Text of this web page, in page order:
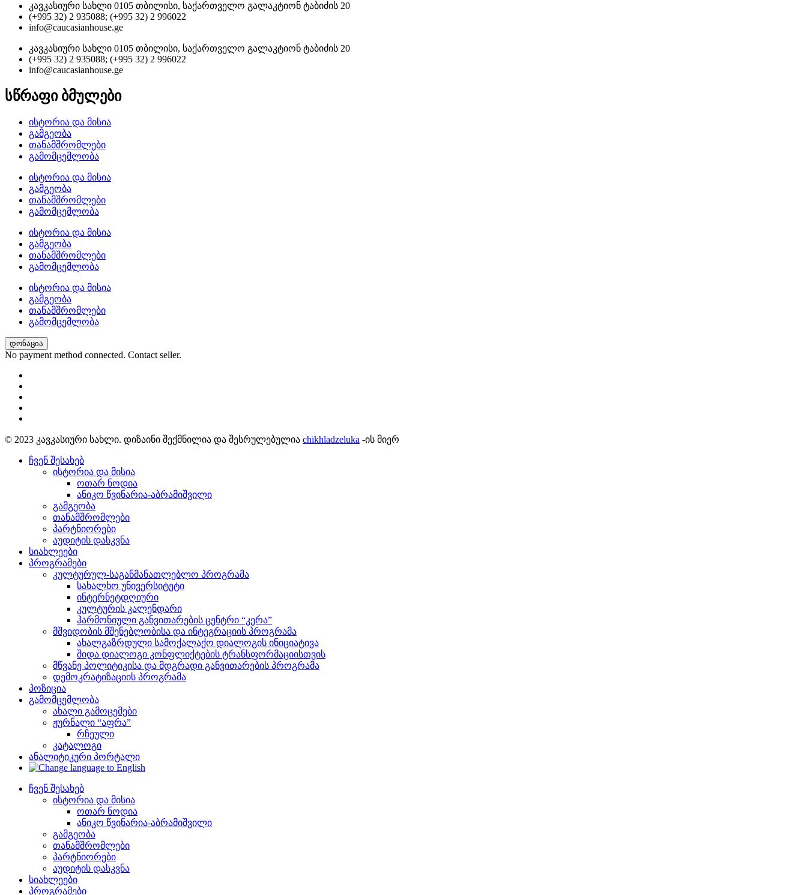
კავკასიური სახლი 0105 თბილისი, საქართველო გალაკტიონ ტაბიძის 20
(+995 32) 2 935088; (+995 32) 2 996022
info@caucasianhouse.ge
კავკასიური სახლი 0105 თბილისი, საქართველო გალაკტიონ ტაბიძის 20
(+995 32) 2 935088; (+995 32) 2 996022
info@caucasianhouse.ge
სწრაფი ბმულები
ისტორია და მისია
გამგეობა
თანამშრომლები
გამომცემლობა
ისტორია და მისია
გამგეობა
თანამშრომლები
გამომცემლობა
ისტორია და მისია
გამგეობა
თანამშრომლები
გამომცემლობა
ისტორია და მისია
გამგეობა
თანამშრომლები
გამომცემლობა
დონაცია
No payment method connected. Contact seller.
© 2023 კავკასიური სახლი. დიზაინი შექმნილია და შესრულებულია chikhladzeluka -ის მიერ
ჩვენ შესახებ
ისტორია და მისია
ოთარ ნოდია
ანიკო წვინარია-აბრამიშვილი
გამგეობა
თანამშრომლები
პარტნიორები
აუდიტის დასკვნა
სიახლეები
პროგრამები
კულტურულ-საგანმანათლებლო პროგრამა
სახალხო უნივერსიტეტი
ინტერნეტდღიური
კულტურის კალენდარი
ჰარმონიული განვითარების ცენტრი “კერა”
მშვიდობის მშენებლობისა და ინტეგრაციის პროგრამა
ახალგაზრდული სამოქალაქო დიალოგის ინიციატივა
შიდა დიალოგი კონფლიქტების ტრანსფორმაციისთვის
მწვანე პოლიტიკისა და მდგრადი განვითარების პროგრამა
დემოკრატიზაციის პროგრამა
პოზიცია
გამომცემლობა
ახალი გამოცემები
ჟურნალი “აფრა”
რჩეული
კატალოგი
ანალიტიკური პორტალი
ჩვენ შესახებ
ისტორია და მისია
ოთარ ნოდია
ანიკო წვინარია-აბრამიშვილი
გამგეობა
თანამშრომლები
პარტნიორები
აუდიტის დასკვნა
სიახლეები
პროგრამები